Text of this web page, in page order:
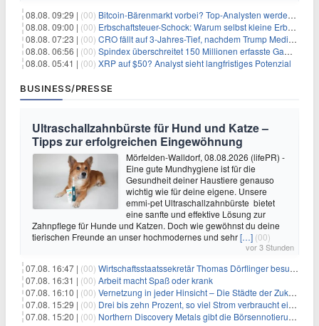
08.08. 09:29 | (00) Bitcoin-Bärenmarkt vorbei? Top-Analysten werden optimistisch, aber die Geschichte sagt etwas anderes
08.08. 09:00 | (00) Erbschaftsteuer-Schock: Warum selbst kleine Erbschaften den Fiskus Millionen kosten
08.08. 07:23 | (00) CRO fällt auf 3-Jahres-Tief, nachdem Trump Media zwei große Crypto.com-Deals storniert
08.08. 06:56 | (00) Spindex überschreitet 150 Millionen erfasste Gaming-Ereignisse in Echtzeit-Datenpipeline
08.08. 05:41 | (00) XRP auf $50? Analyst sieht langfristiges Potenzial
BUSINESS/PRESSE
Ultraschallzahnbürste für Hund und Katze –
Tipps zur erfolgreichen Eingewöhnung
Mörfelden-Walldorf, 08.08.2026 (lifePR) -
Eine gute Mundhygiene ist für die
Gesundheit deiner Haustiere genauso
wichtig wie für deine eigene. Unsere
emmi-pet Ultraschallzahnbürste bietet
eine sanfte und effektive Lösung zur
Zahnpflege für Hunde und Katzen. Doch wie gewöhnst du deine
tierischen Freunde an unser hochmodernes und sehr[…] (00)
vor 3 Stunden
07.08. 16:47 | (00) Wirtschaftsstaatssekretär Thomas Dörflinger besucht Handwerksbetrieb im Kammerbezirk Freiburg
07.08. 16:31 | (00) Arbeit macht Spaß oder krank
07.08. 16:10 | (00) Vernetzung in jeder Hinsicht – Die Städte der Zukunft sind grün-blau
07.08. 15:29 | (00) Drei bis zehn Prozent, so viel Strom verbraucht ein Aufzug im Gebäude
07.08. 15:20 | (00) Northern Discovery Metals gibt die Börsennotierung an der Frankfurter Wertpapierbörse bekannt